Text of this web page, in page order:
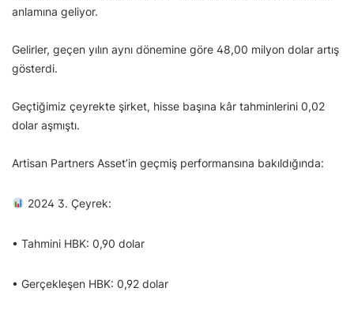
anlamına geliyor.
Gelirler, geçen yılın aynı dönemine göre 48,00 milyon dolar artış
gösterdi.
Geçtiğimiz çeyrekte şirket, hisse başına kâr tahminlerini 0,02
dolar aşmıştı.
Artisan Partners Asset’in geçmiş performansına bakıldığında:
2024 3. Çeyrek:
• Tahmini HBK: 0,90 dolar
• Gerçekleşen HBK: 0,92 dolar